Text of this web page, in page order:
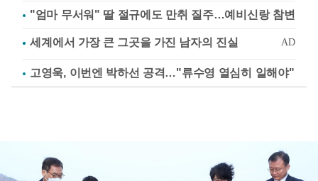
"엄마 무서워" 딸 절규에도 만취 질주…예비신랑 참변
고영욱, 이번엔 박하선 공격…"류수영 열심히 일해야"